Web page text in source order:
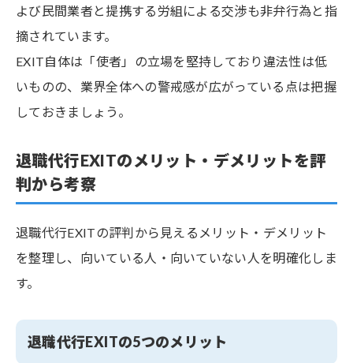
よび民間業者と提携する労組による交渉も非弁行為と指
摘されています。
EXIT自体は「使者」の立場を堅持しており違法性は低
いものの、業界全体への警戒感が広がっている点は把握
しておきましょう。
退職代行EXITのメリット・デメリットを評
判から考察
退職代行EXITの評判から見えるメリット・デメリット
を整理し、向いている人・向いていない人を明確化しま
す。
退職代行EXITの5つのメリット